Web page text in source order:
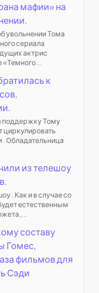
мафии» на
увольнении Тома
сериала
актрис
к
поддержку Тому
циркулировать
. Обладательница
из телешоу
. Как и в случае со
естественным
составу
Гомес,
фильмов для
Сэди